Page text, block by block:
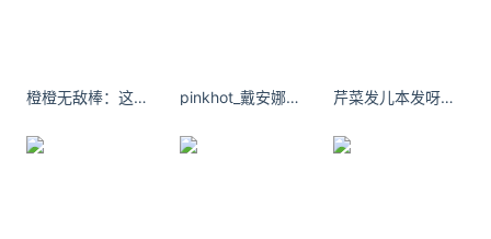
橙橙无敌棒：这个天气还约你出去吃饭的，一定是生死之交，谈的肯定都是终身大事。 pinkhot_戴安娜姐妹成对 快乐加倍[二哈] 芹菜发儿本发呀 她既是青春 也是遗憾